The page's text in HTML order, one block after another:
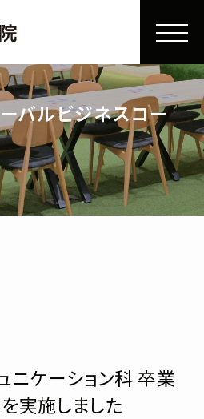
バルビジネスコー
ニケーション科 卒業
実施しました